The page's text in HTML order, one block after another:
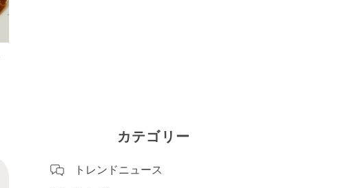
カテゴリー
トレンドニュース